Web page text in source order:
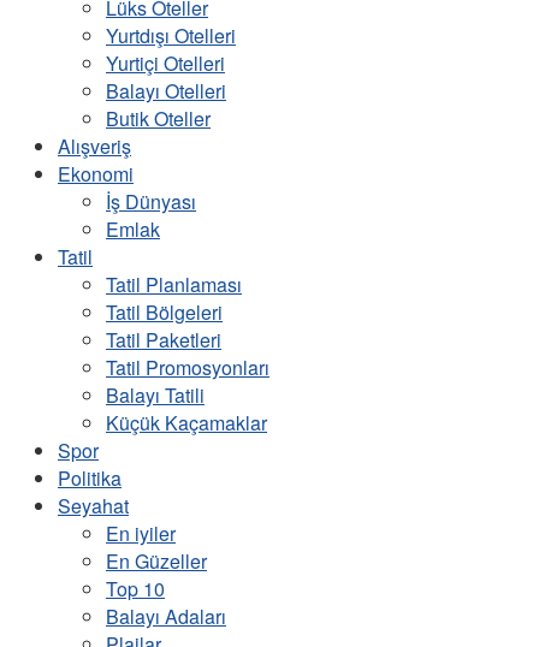
Lüks Oteller
Yurtdışı Otelleri
Yurtiçi Otelleri
Balayı Otelleri
Butik Oteller
Alışveriş
Ekonomi
İş Dünyası
Emlak
Tatil
Tatil Planlaması
Tatil Bölgeleri
Tatil Paketleri
Tatil Promosyonları
Balayı Tatili
Küçük Kaçamaklar
Spor
Politika
Seyahat
En iyiler
En Güzeller
Top 10
Balayı Adaları